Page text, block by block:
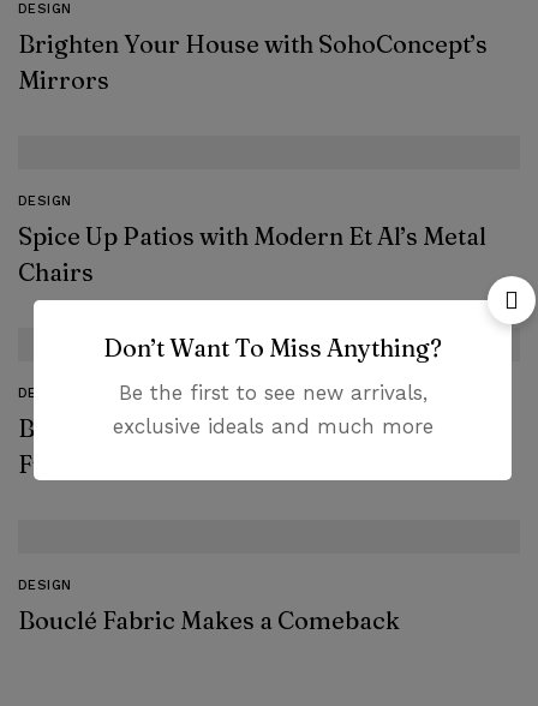
DESIGN
Brighten Your House with SohoConcept’s
Mirrors
DESIGN
Spice Up Patios with Modern Et Al’s Metal
Chairs
DESIGN
Brightening Up Your House with Modern
Furniture
DESIGN
Bouclé Fabric Makes a Comeback
Don’t Want To Miss Anything?
Be the first to see new arrivals,
exclusive ideals and much more